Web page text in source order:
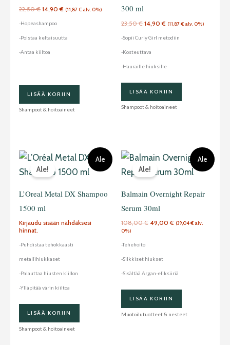
22,50€ 14,90€ (11,87€ alv. 0%)
-Hopeashampoo
-Poistaa keltaisuutta
-Antaa kiiltoa
LISÄÄ KORIIN
Shampoot & hoitoaineet
300 ml
23,50€ 14,90€ (11,87€ alv. 0%)
-Sopii Curly Girl metodiin
-Kosteuttava
-Hauraille hiuksille
LISÄÄ KORIIN
Shampoot & hoitoaineet
Ale
Ale!
L’Oreal Metal DX Shampoo
1500 ml
Kirjaudu sisään nähdäksesi
hinnat.
-Puhdistaa tehokkaasti
metallihiukkaset
-Palauttaa hiusten kiillon
-Ylläpitää värin kiiltoa
LISÄÄ KORIIN
Shampoot & hoitoaineet
Ale
Ale!
Balmain Overnight Repair
Serum 30ml
108,00€
Alkuperäinen
hinta
oli:
108,00 €.
49,00€
Nykyinen
hinta
on:
49,00 €.
(39,04€ alv.
0%)
-Tehehoito
-Silkkiset hiukset
-Sisältää Argan-eliksiiriä
LISÄÄ KORIIN
Muotoilutuotteet & nesteet